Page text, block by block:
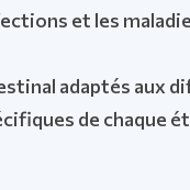
et les
adaptés aux
de chaque